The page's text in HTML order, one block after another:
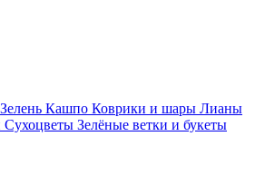
Зелень Кашпо Коврики и шары Лианы
Сухоцветы Зелёные ветки и букеты